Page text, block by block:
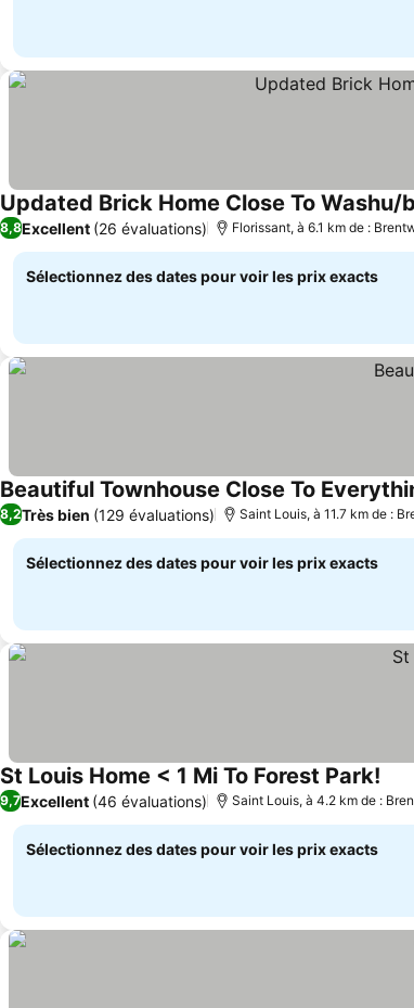
Updated Brick Home Close To
8,8Excellent (26 évaluations) Florissant, à 6.1 km de :
Sélectionnez des dates pour voir les prix exacts
Beautiful Townhouse Close To
8,2Très bien (129 évaluations) Saint Louis, à 11.7 km de :
Sélectionnez des dates pour voir les prix exacts
St Louis Home < 1 Mi To Forest Park!
9,7Excellent (46 évaluations) Saint Louis, à 4.2 km de :
Sélectionnez des dates pour voir les prix exacts